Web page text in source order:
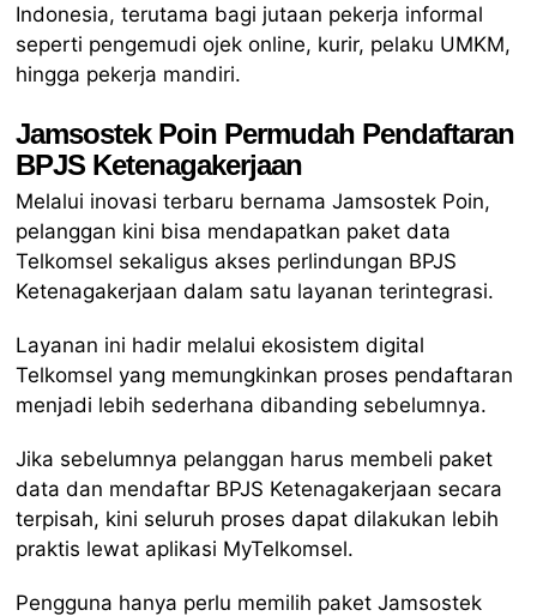
Indonesia, terutama bagi jutaan pekerja informal
seperti pengemudi ojek online, kurir, pelaku UMKM,
hingga pekerja mandiri.
Jamsostek Poin Permudah Pendaftaran
BPJS Ketenagakerjaan
Melalui inovasi terbaru bernama Jamsostek Poin,
pelanggan kini bisa mendapatkan paket data
Telkomsel sekaligus akses perlindungan BPJS
Ketenagakerjaan dalam satu layanan terintegrasi.
Layanan ini hadir melalui ekosistem digital
Telkomsel yang memungkinkan proses pendaftaran
menjadi lebih sederhana dibanding sebelumnya.
Jika sebelumnya pelanggan harus membeli paket
data dan mendaftar BPJS Ketenagakerjaan secara
terpisah, kini seluruh proses dapat dilakukan lebih
praktis lewat aplikasi MyTelkomsel.
Pengguna hanya perlu memilih paket Jamsostek